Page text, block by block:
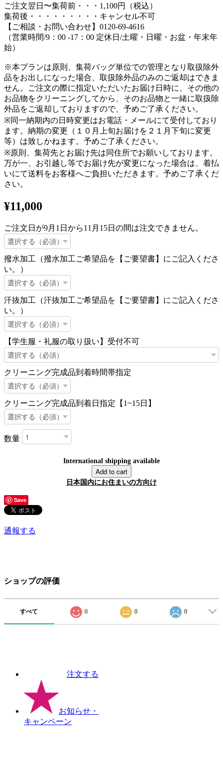
ご注文翌日〜集荷前・・・1,100円（税込）
集荷後・・・・・・・・・キャンセル不可
【ご相談・お問い合わせ】0120-69-4616
（営業時間/9：00 -17：00 定休日/土曜・日曜・お盆・年末年
始）
※本プランは原則、集荷バッグ単位での管理となり取扱除外
品をお出しになった場合、取扱除外品のみのご返却はできま
せん。ご注文の際に指定いただいたお届け日時に、その他の
お品物をクリーニングしてから、そのお品物と一緒に取扱除
外品をご返却しておりますので、予めご了承ください。
※同一納期内の日時変更はお電話・メールにて受付しており
ます。納期の変更（１０月上旬お届けを２１月下旬に変更
等）は致しかねます。予めご了承ください。
※原則、集荷先とお届け先は同住所でお願いしております。
万が一、お引越し等でお届け先が変更になった場合は、着払
いにて送料をお客様へご負担いただきます。予めご了承くだ
さい。
¥11,000
ご注文日が9月1日から11月15日の間は注文できません。
撥水加工（撥水加工ご希望品を【ご要望書】にご記入くださ
い。）
汗抜加工（汗抜加工ご希望品を【ご要望書】にご記入くださ
い。）
【学生服・礼服の取り扱い】受付不可
クリーニング完成品到着時間帯指定
クリーニング完成品到着日指定【1~15日】
数量
International shipping available
Add to cart
日本国内にお住まいの方向け
Save
通報する
ショップの評価
すべて 0 0 0
注文する
お知らせ ・
キャンペーン